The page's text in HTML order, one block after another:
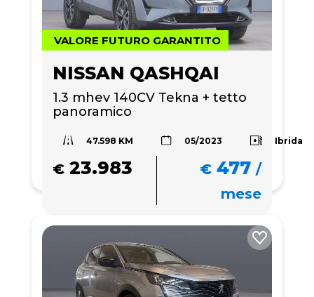
VALORE FUTURO GARANTITO
NISSAN QASHQAI
1.3 mhev 140CV Tekna + tetto
panoramico
47.598 KM 05/2023 Ibrida
€ 23.983 € 477 /
mese